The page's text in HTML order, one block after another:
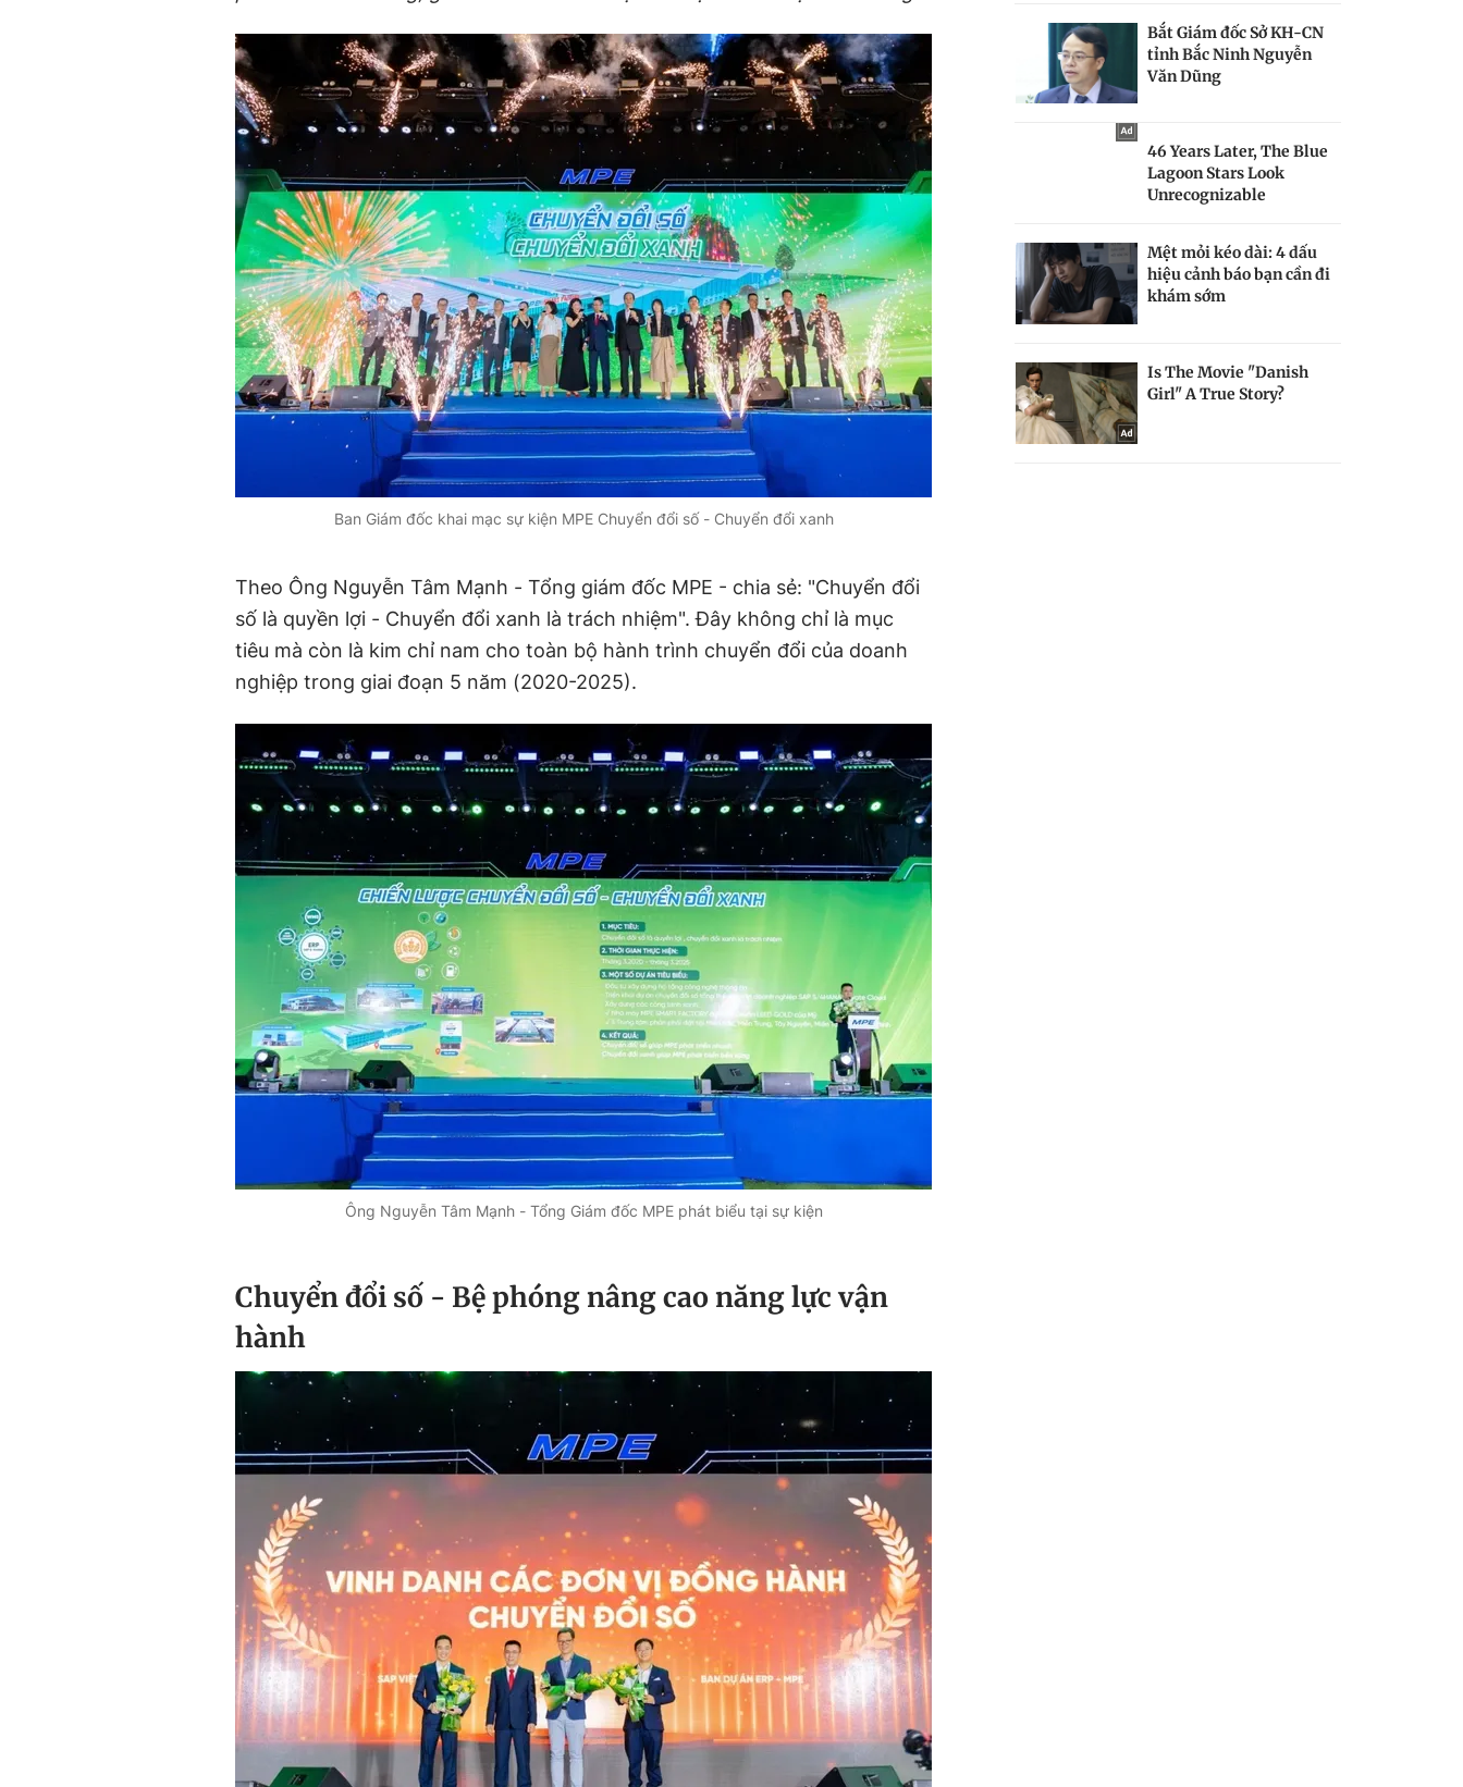
Ban Giám đốc khai mạc sự kiện MPE Chuyển đổi số - Chuyển đổi xanh
Theo Ông Nguyễn Tâm Mạnh - Tổng giám đốc MPE - chia sẻ: "Chuyển đổi
số là quyền lợi - Chuyển đổi xanh là trách nhiệm". Đây không chỉ là mục
tiêu mà còn là kim chỉ nam cho toàn bộ hành trình chuyển đổi của doanh
nghiệp trong giai đoạn 5 năm (2020-2025).
Ông Nguyễn Tâm Mạnh - Tổng Giám đốc MPE phát biểu tại sự kiện
Chuyển đổi số - Bệ phóng nâng cao năng lực vận
hành